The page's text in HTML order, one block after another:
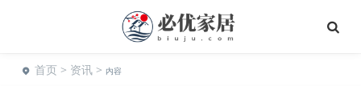
首页 > 资讯 > 内容